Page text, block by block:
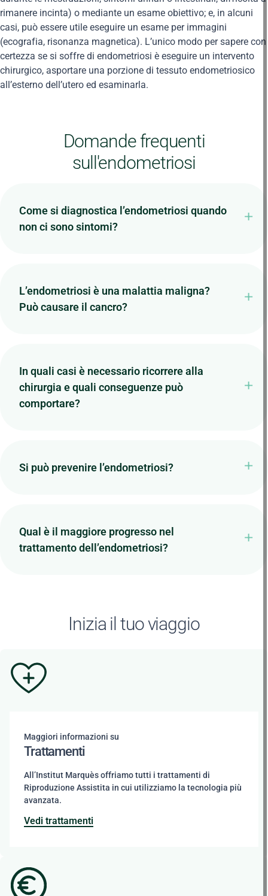
rimanere incinta) o mediante un esame obiettivo; e, in alcuni
casi, può essere utile eseguire un esame per immagini
(ecografia, risonanza magnetica). L’unico modo per sapere con
certezza se si soffre di endometriosi è eseguire un intervento
chirurgico, asportare una porzione di tessuto endometriosico
all’esterno dell’utero ed esaminarla.
Domande frequenti
sull'endometriosi
Come si diagnostica l’endometriosi quando
non ci sono sintomi?
L’endometriosi è una malattia maligna?
Può causare il cancro?
In quali casi è necessario ricorrere alla
chirurgia e quali conseguenze può
comportare?
Si può prevenire l’endometriosi?
Qual è il maggiore progresso nel
trattamento dell’endometriosi?
Inizia il tuo viaggio
Maggiori informazioni su
Trattamenti
All’Institut Marquès offriamo tutti i trattamenti di
Riproduzione Assistita in cui utilizziamo la tecnologia più
avanzata.
Vedi trattamenti